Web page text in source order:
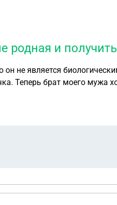
родная и
не является
Теперь брат моего мужа